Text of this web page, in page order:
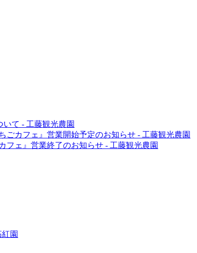
いて - 工藤観光農園
ちごカフェ』営業開始予定のお知らせ - 工藤観光農園
フェ』営業終了のお知らせ - 工藤観光農園
紅園